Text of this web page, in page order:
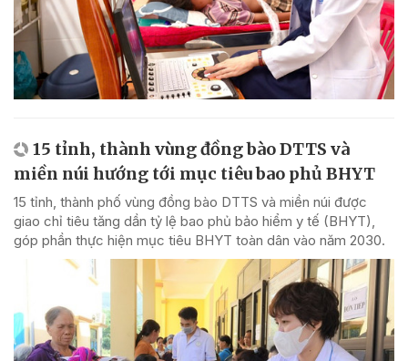
15 tỉnh, thành vùng đồng bào DTTS và
miền núi hướng tới mục tiêu bao phủ BHYT
15 tỉnh, thành phố vùng đồng bào DTTS và miền núi được
giao chỉ tiêu tăng dần tỷ lệ bao phủ bảo hiểm y tế (BHYT),
góp phần thực hiện mục tiêu BHYT toàn dân vào năm 2030.